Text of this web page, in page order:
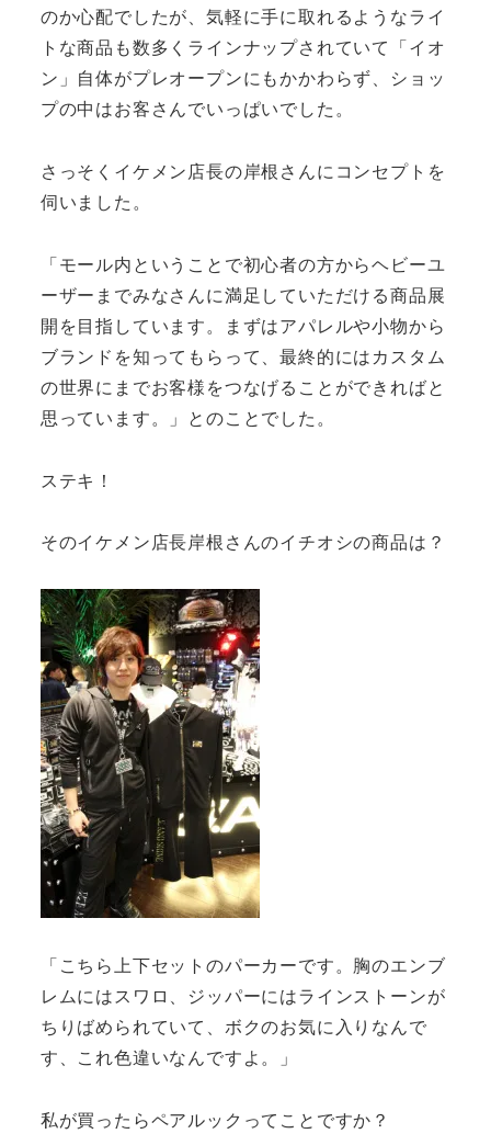
のか心配でしたが、気軽に手に取れるようなライ
トな商品も数多くラインナップされていて「イオ
ン」自体がプレオープンにもかかわらず、ショッ
プの中はお客さんでいっぱいでした。
さっそくイケメン店長の岸根さんにコンセプトを
伺いました。
「モール内ということで初心者の方からヘビーユ
ーザーまでみなさんに満足していただける商品展
開を目指しています。まずはアパレルや小物から
ブランドを知ってもらって、最終的にはカスタム
の世界にまでお客様をつなげることができればと
思っています。」とのことでした。
ステキ！
そのイケメン店長岸根さんのイチオシの商品は？
「こちら上下セットのパーカーです。胸のエンブ
レムにはスワロ、ジッパーにはラインストーンが
ちりばめられていて、ボクのお気に入りなんで
す、これ色違いなんですよ。」
私が買ったらペアルックってことですか？